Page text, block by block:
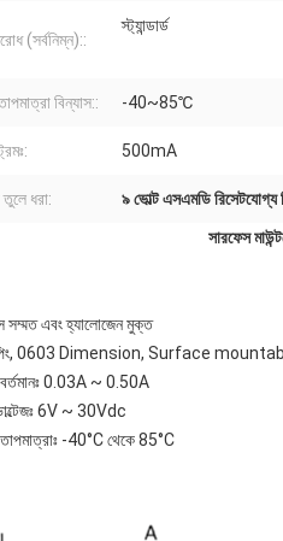
(সর্বনিম্ন)::
স্ট্যান্ডার্ড
বিন্যাস:: -40~85℃
500mA
তুলে ধরা: ৯ ভোল্ট এসএমডি
সারফেস
এবং হ্যালোজেন মুক্ত
0603 Dimension, Surface
বর্তমানঃ 0.03A ~ 0.50A
6V ~ 30Vdc
তাপমাত্রাঃ -40°C থেকে 85°C